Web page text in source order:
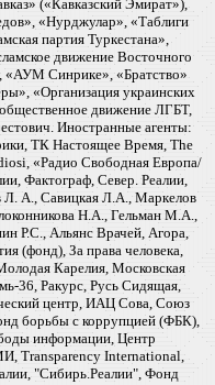
(«Кавказский Эмират»),
«Нурджулар», «Таблиги
партия Туркестана»,
движение Восточного
Синрике», «Братство»
«Организация украинских
движение ЛГБТ,
Иностранные агенты:
ТК Настоящее Время, The
«Радио Свободная Европа/
Фактограф, Север. Реалии,
А., Савицкая Л.А., Маркелов
Н.А., Гельман М.А.,
Р.С., Альянс Врачей, Агора,
(фонд), За права человека,
Карелия, Московская
36, Ракурс, Русь Сидящая,
центр, ИАЦ Сова, Союз
борьбы с коррупцией (ФБК),
информации, Центр
Transparency International,
"Сибирь.Реалии", Фонд